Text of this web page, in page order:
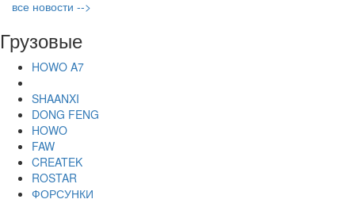
все новости -->
Грузовые
HOWO A7
SHAANXI
DONG FENG
HOWO
FAW
CREATEK
ROSTAR
ФОРСУНКИ